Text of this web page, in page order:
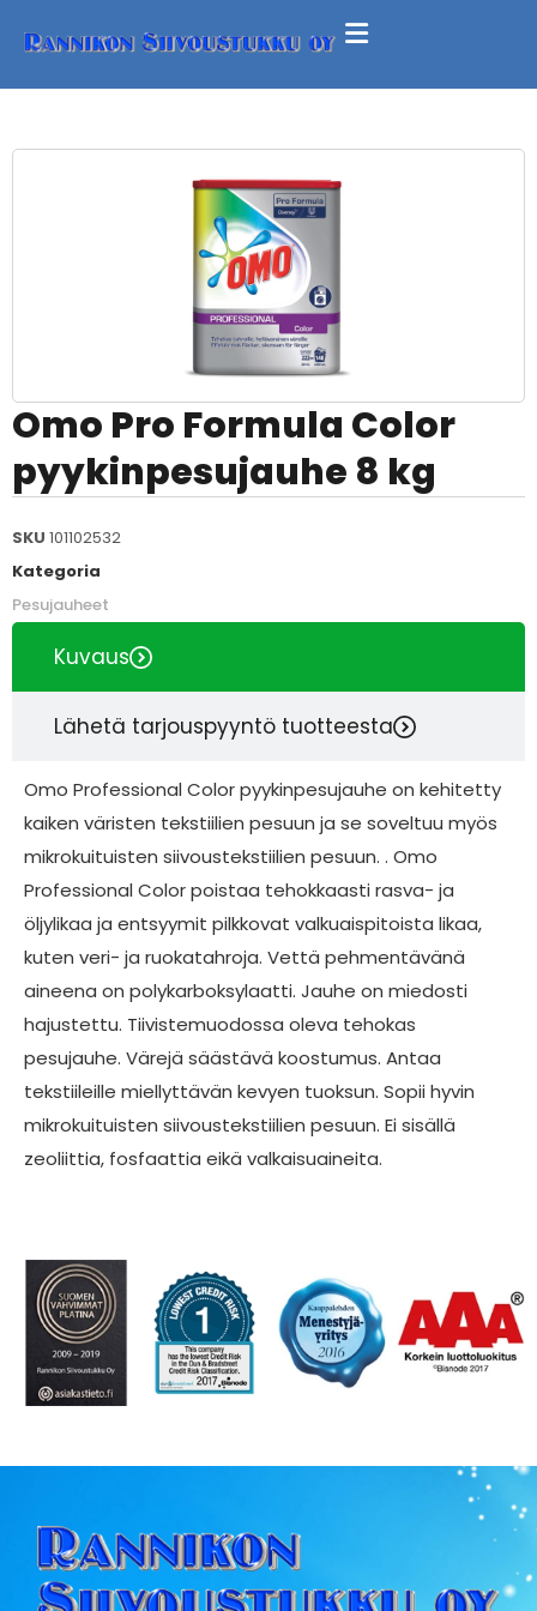
Omo Pro Formula Color
pyykinpesujauhe 8 kg
SKU 101102532
Kategoria
Pesujauheet
Kuvaus
Lähetä tarjouspyyntö tuotteesta
Omo Professional Color pyykinpesujauhe on kehitetty
kaiken väristen tekstiilien pesuun ja se soveltuu myös
mikrokuituisten siivoustekstiilien pesuun. . Omo
Professional Color poistaa tehokkaasti rasva- ja
öljylikaa ja entsyymit pilkkovat valkuaispitoista likaa,
kuten veri- ja ruokatahroja. Vettä pehmentävänä
aineena on polykarboksylaatti. Jauhe on miedosti
hajustettu. Tiivistemuodossa oleva tehokas
pesujauhe. Värejä säästävä koostumus. Antaa
tekstiileille miellyttävän kevyen tuoksun. Sopii hyvin
mikrokuituisten siivoustekstiilien pesuun. Ei sisällä
zeoliittia, fosfaattia eikä valkaisuaineita.